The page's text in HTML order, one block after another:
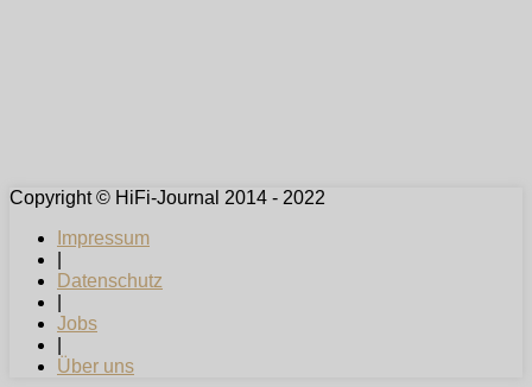
Copyright © HiFi-Journal 2014 - 2022
Impressum
Datenschutz
Jobs
Über uns